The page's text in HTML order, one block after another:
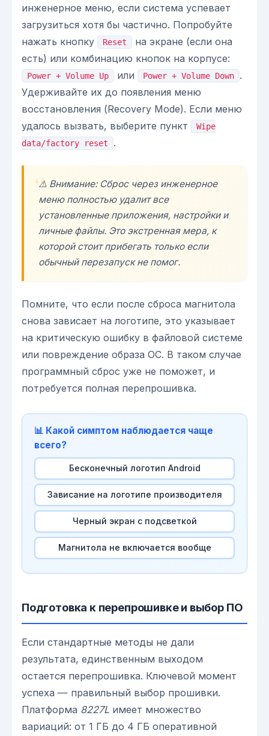
инженерное меню, если система успевает
загрузиться хотя бы частично. Попробуйте
нажать кнопку
Reset
на экране (если она
есть) или комбинацию кнопок на корпусе:
Power + Volume Up или Power + Volume Down
.
Удерживайте их до появления меню
восстановления (Recovery Mode). Если меню
удалось вызвать, выберите пункт
Wipe
data/factory reset
.
⚠️ Внимание: Сброс через инженерное
меню полностью удалит все
установленные приложения, настройки и
личные файлы. Это экстренная мера, к
которой стоит прибегать только если
обычный перезапуск не помог.
Помните, что если после сброса магнитола
снова зависает на логотипе, это указывает
на критическую ошибку в файловой системе
или повреждение образа ОС. В таком случае
программный сброс уже не поможет, и
потребуется полная перепрошивка.
📊 Какой симптом наблюдается чаще
всего?
Бесконечный логотип Android
Зависание на логотипе производителя
Черный экран с подсветкой
Магнитола не включается вообще
Подготовка к перепрошивке и выбор ПО
Если стандартные методы не дали
результата, единственным выходом
остается перепрошивка. Ключевой момент
успеха — правильный выбор прошивки.
Платформа 8227L имеет множество
вариаций: от 1 ГБ до 4 ГБ оперативной